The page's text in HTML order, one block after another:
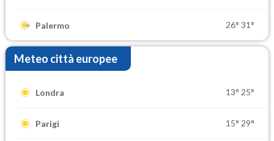
Palermo 26° 31°
Meteo città europee
Londra 13° 25°
Parigi 15° 29°